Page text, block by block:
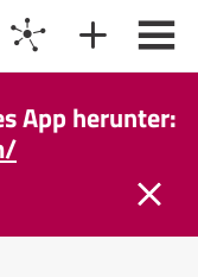
App herunter: